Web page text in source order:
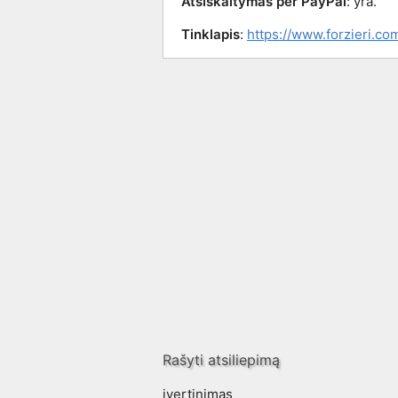
Tinklapis: https://
Rašyti atsiliepimą
įvertinimas